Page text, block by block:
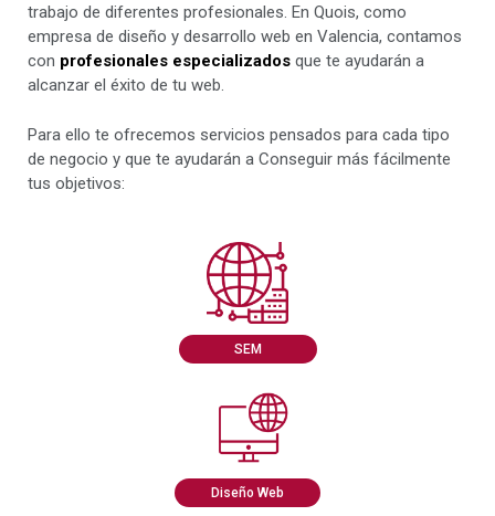
trabajo de diferentes profesionales. En Quois, como
empresa de diseño y desarrollo web en Valencia, contamos
con profesionales especializados que te ayudarán a
alcanzar el éxito de tu web.
Para ello te ofrecemos servicios pensados para cada tipo
de negocio y que te ayudarán a Conseguir más fácilmente
tus objetivos:
SEM
Diseño Web